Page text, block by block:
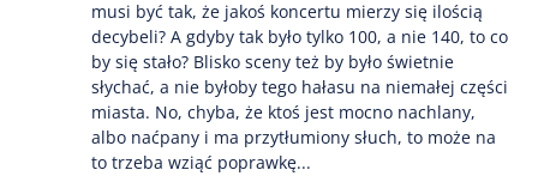
musi być tak, że jakoś koncertu mierzy się ilością
decybeli? A gdyby tak było tylko 100, a nie 140, to co
by się stało? Blisko sceny też by było świetnie
słychać, a nie byłoby tego hałasu na niemałej części
miasta. No, chyba, że ktoś jest mocno nachlany,
albo naćpany i ma przytłumiony słuch, to może na
to trzeba wziąć poprawkę...